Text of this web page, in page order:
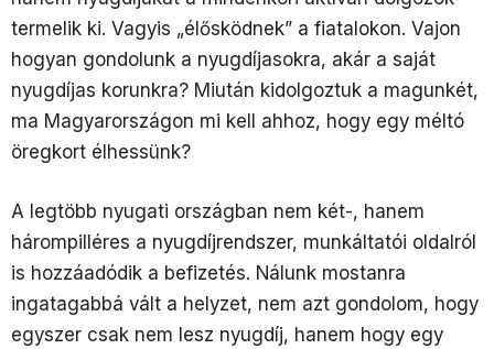
termelik ki. Vagyis „élősködnek” a fiatalokon. Vajon
hogyan gondolunk a nyugdíjasokra, akár a saját
nyugdíjas korunkra? Miután kidolgoztuk a magunkét,
ma Magyarországon mi kell ahhoz, hogy egy méltó
öregkort élhessünk?
A legtöbb nyugati országban nem két-, hanem
hárompilléres a nyugdíjrendszer, munkáltatói oldalról
is hozzáadódik a befizetés. Nálunk mostanra
ingatagabbá vált a helyzet, nem azt gondolom, hogy
egyszer csak nem lesz nyugdíj, hanem hogy egy